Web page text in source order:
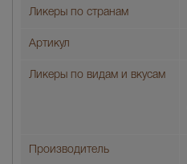
Ликеры по странам
Артикул
Ликеры по видам и вкусам
Производитель